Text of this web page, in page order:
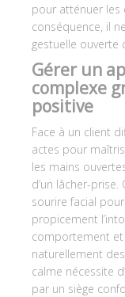
pour atténuer les
conséquence, il
gestuelle ouverte
Gérer un
complexe
positive
Face à un client
actes pour
les mains
d’un lâcher-
sourire facial
propicement
comportement
naturellement
calme nécessite
par un siège